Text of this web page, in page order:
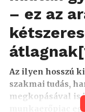
– ez az
átlagnak
Az ilyen hosszú
szakmai tudás,
megkopásával is
munkaerőpiac